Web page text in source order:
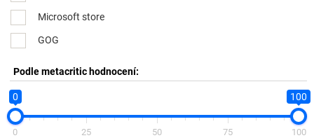
Microsoft store
GOG
Podle metacritic hodnocení:
0 100
0 25 50 75 100